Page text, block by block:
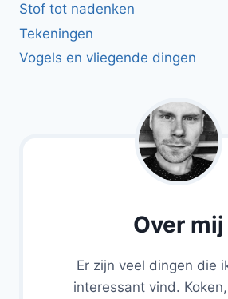
Stof tot nadenken
Tekeningen
Vogels en vliegende dingen
Over mij
Er zijn veel dingen die
interessant vind.